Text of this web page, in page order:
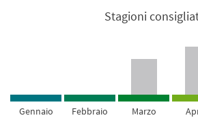
Stagioni
Gennaio Febbraio Marzo